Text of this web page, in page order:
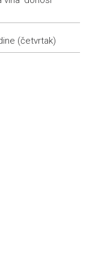
kalendaru do
protiv
(četvrtak)